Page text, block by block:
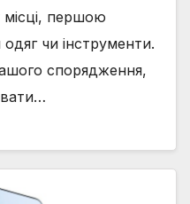
першою
чи інструменти.
спорядження,